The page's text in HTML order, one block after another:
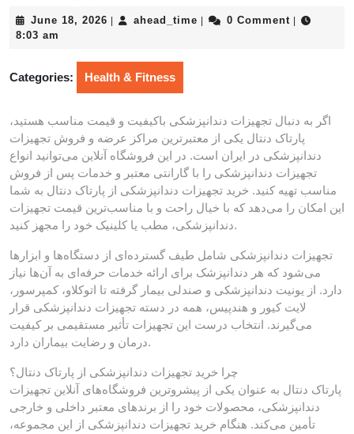
June 18, 2026 June ahead_time ahead_time
0 Comment
8:03 am
Categories: Health & Fitness
اگر به دنبال تجهیزات دندانپزشکی باکیفیت و قیمت مناسب هستید،
پارتاک دنتال یکی از معتبرترین مراکز عرضه و فروش تجهیزات
دندانپزشکی در ایران است. در این فروشگاه آنلاین می‌توانید انواع
تجهیزات دندانپزشکی را با گارانتی معتبر و خدمات پس از فروش
مناسب تهیه کنید. خرید تجهیزات دندانپزشکی از پارتاک دنتال به شما
این امکان را می‌دهد که با خیال راحت و با مناسب‌ترین قیمت تجهیزات
دندانپزشکی، مطب یا کلینیک خود را مجهز کنید.
تجهیزات دندانپزشکی شامل طیف گسترده‌ای از دستگاه‌ها و ابزارها
می‌شود که هر دندانپزشک برای ارائه خدمات حرفه‌ای به آن‌ها نیاز
دارد. از یونیت دندانپزشکی و صندلی بیمار گرفته تا اتوکلاو، کمپرسور،
لایت کیور و هندپیس، همه در دسته تجهیزات دندانپزشکی قرار
می‌گیرند. انتخاب درست این تجهیزات تأثیر مستقیمی بر کیفیت
درمان و رضایت بیماران دارد.
چرا خرید تجهیزات دندانپزشکی از پارتاک دنتال؟
پارتاک دنتال به عنوان یکی از پیشروترین فروشگاه‌های آنلاین تجهیزات
دندانپزشکی، محصولات خود را از برندهای معتبر داخلی و خارجی
تأمین می‌کند. هنگام خرید تجهیزات دندانپزشکی از این مجموعه،